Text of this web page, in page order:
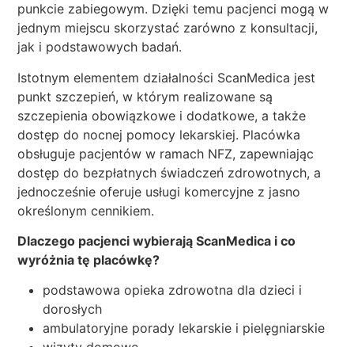
punkcie zabiegowym. Dzięki temu pacjenci mogą w
jednym miejscu skorzystać zarówno z konsultacji,
jak i podstawowych badań.
Istotnym elementem działalności ScanMedica jest
punkt szczepień, w którym realizowane są
szczepienia obowiązkowe i dodatkowe, a także
dostęp do nocnej pomocy lekarskiej. Placówka
obsługuje pacjentów w ramach NFZ, zapewniając
dostęp do bezpłatnych świadczeń zdrowotnych, a
jednocześnie oferuje usługi komercyjne z jasno
określonym cennikiem.
Dlaczego pacjenci wybierają ScanMedica i co
wyróżnia tę placówkę?
podstawowa opieka zdrowotna dla dzieci i
dorosłych
ambulatoryjne porady lekarskie i pielęgniarskie